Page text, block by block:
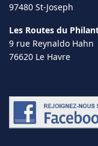
97480 St-Joseph
Les Routes du
9 rue Reynaldo Hahn
76620 Le Havre